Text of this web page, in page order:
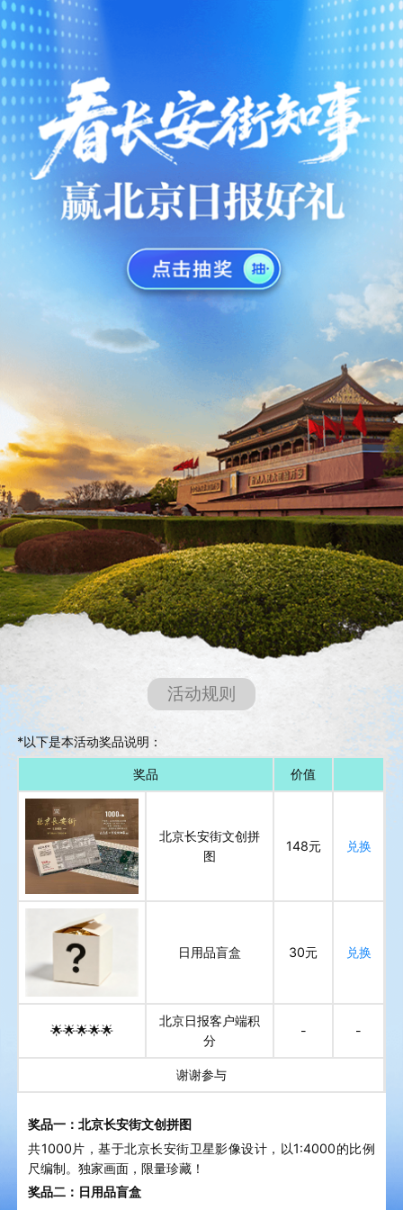
活动规则
*以下是本活动奖品说明：
奖品 价值
北京长安街文创拼
图
148元 兑换
日用品盲盒 30元 兑换
🌟🌟🌟🌟🌟
北京日报客户端积
分
- -
谢谢参与
奖品一：北京长安街文创拼图
共1000片，基于北京长安街卫星影像设计，以1:4000的比例
尺编制。独家画面，限量珍藏！
奖品二：日用品盲盒